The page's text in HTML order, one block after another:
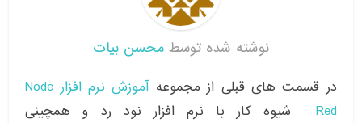
نوشته شده توسط محسن بیات
در قسمت های قبلی از مجموعه
آموزش نرم افزار Node
Red شیوه کار با نرم افزار نود رد و همچینی